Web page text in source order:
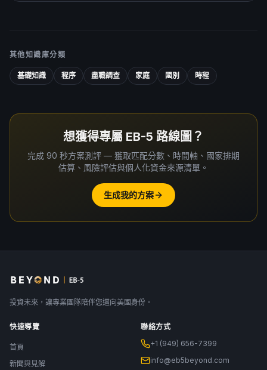
其他知識庫分類
基礎知識 程序 盡職調查 家庭 國別 時程
想獲得專屬 EB-5 路線圖？
完成 90 秒方案測評 — 獲取匹配分數、時間軸、國家排期
估算、風險評估與個人化資金來源清單。
生成我的方案
投資未來，讓專業團隊陪伴您邁向美國身份。
快速導覽
首頁
新聞與見解
聯絡方式
+1 (949) 656-7399
info@eb5beyond.com